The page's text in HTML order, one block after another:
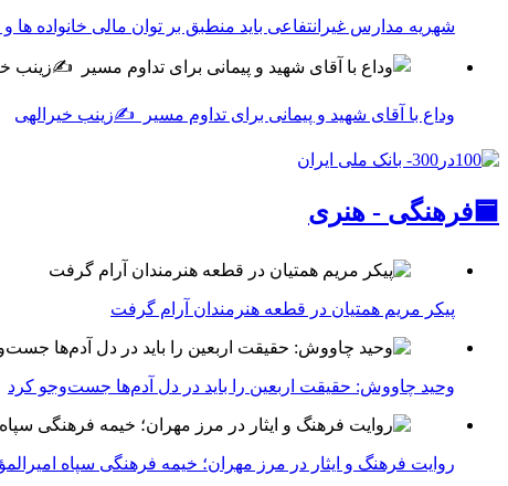
شهریه مدارس غیرانتفاعی باید منطبق بر توان مالی خانواده
وداع با آقای شهید و پیمانی برای تداوم مسیر ✍زینب خیرالهی
🟦فرهنگی - هنری
پیکر مریم همتیان در قطعه هنرمندان آرام گرفت
وحید چاووش: حقیقت اربعین را باید در دل آدم‌ها جست‌وجو کرد
روایت فرهنگ و ایثار در مرز مهران؛ خیمه فرهنگی سپاه